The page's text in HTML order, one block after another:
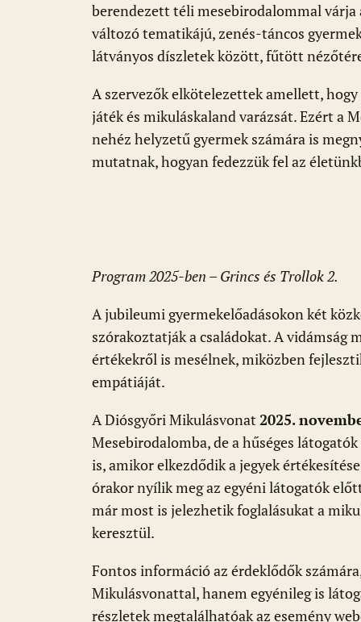
berendezett téli mesebirodalommal várja
változó tematikájú, zenés-táncos
látványos díszletek között, fűtött
A szervezők elkötelezettek amellett,
játék és mikuláskaland varázsát. Ezért a
nehéz helyzetű gyermek számára is
mutatnak, hogyan fedezzük fel az
Program 2025-ben – Grincs és Trollok 2.
A jubileumi gyermekelőadásokon két
szórakoztatják a családokat. A
értékekről is mesélnek, miközben
empátiáját.
A Diósgyőri Mikulásvonat 2025.
Mesebirodalomba, de a hűséges
is, amikor elkezdődik a jegyek
órakor nyílik meg az egyéni látogatók
már most is jelezhetik foglalásukat a
keresztül.
Fontos információ az érdeklődők
Mikulásvonattal, hanem egyénileg is
részletek megtalálhatóak az esemény